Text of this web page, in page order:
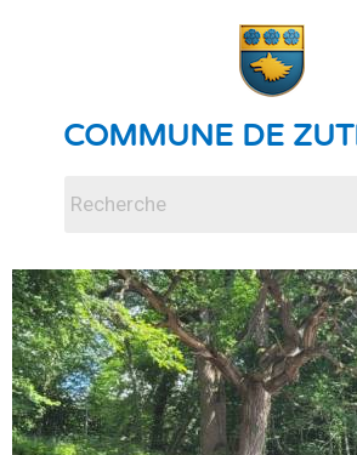
COMMUNE DE